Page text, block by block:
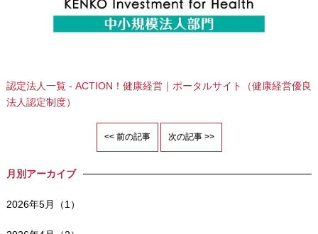
認定法人一覧 - ACTION！健康経営｜ポータルサイト（健康経営優良
法人認定制度）
<< 前の記事 次の記事 >>
月別アーカイブ
2026年5月（1）